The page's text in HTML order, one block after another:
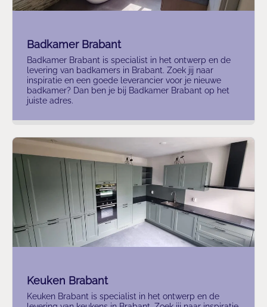
Badkamer Brabant
Badkamer Brabant is specialist in het ontwerp en de
levering van badkamers in Brabant. Zoek jij naar
inspiratie en een goede leverancier voor je nieuwe
badkamer? Dan ben je bij Badkamer Brabant op het
juiste adres.
Keuken Brabant
Keuken Brabant is specialist in het ontwerp en de